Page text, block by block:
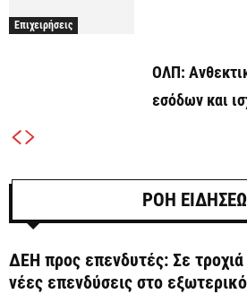
Επιχειρήσεις
ΟΛΠ:
εσόδων και
ΡΟΗ
ΔΕΗ προς επενδυτές: Σε
νέες επενδύσεις στο εξωτερικό